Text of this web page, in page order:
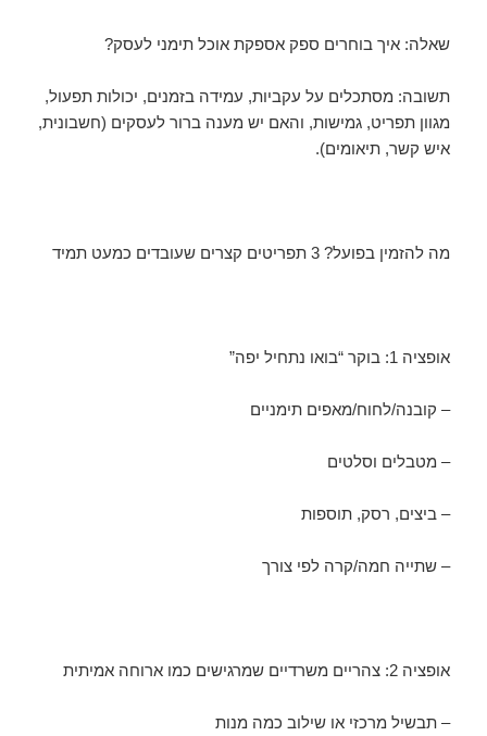
שאלה: איך בוחרים ספק אספקת אוכל תימני לעסק?
תשובה: מסתכלים על עקביות, עמידה בזמנים, יכולות תפעול,
מגוון תפריט, גמישות, והאם יש מענה ברור לעסקים (חשבונית,
איש קשר, תיאומים).
מה להזמין בפועל? 3 תפריטים קצרים שעובדים כמעט תמיד
אופציה 1: בוקר “בואו נתחיל יפה”
– קובנה/לחוח/מאפים תימניים
– מטבלים וסלטים
– ביצים, רסק, תוספות
– שתייה חמה/קרה לפי צורך
אופציה 2: צהריים משרדיים שמרגישים כמו ארוחה אמיתית
– תבשיל מרכזי או שילוב כמה מנות